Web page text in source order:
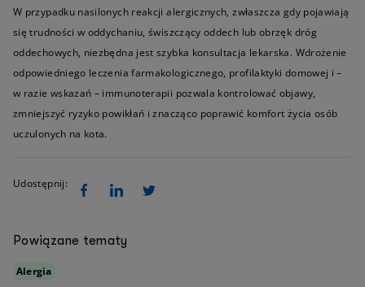
W przypadku nasilonych reakcji alergicznych, zwłaszcza gdy pojawiają
się trudności w oddychaniu, świszczący oddech lub obrzęk dróg
oddechowych, niezbędna jest szybka konsultacja lekarska. Wdrożenie
odpowiedniego leczenia farmakologicznego, profilaktyki domowej i –
w razie wskazań – immunoterapii pozwala kontrolować objawy,
zmniejszyć ryzyko powikłań i znacząco poprawić komfort życia osób
uczulonych na kota.
Udostępnij:
Powiązane tematy
Alergia